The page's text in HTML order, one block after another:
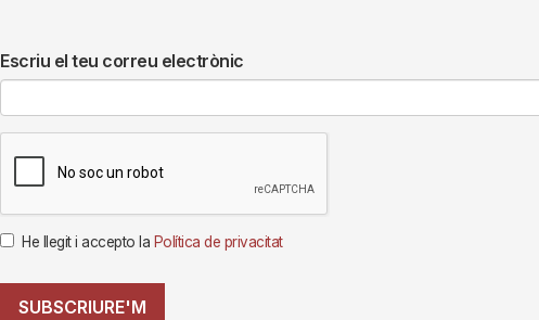
Escriu el teu correu electrònic
He llegit i accepto la Política de privacitat
SUBSCRIURE'M